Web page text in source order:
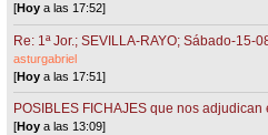
[Hoy a las 17:52]
Re: 1ª Jor.; SEVILLA-RAYO; Sábado-15-
asturgabriel
[Hoy a las 17:51]
POSIBLES FICHAJES que nos adjudican
[Hoy a las 13:09]